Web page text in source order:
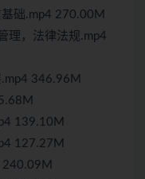
础.mp4 270.00M
理，法律法规.mp4
346.96M
139.10M
127.27M
240.09M